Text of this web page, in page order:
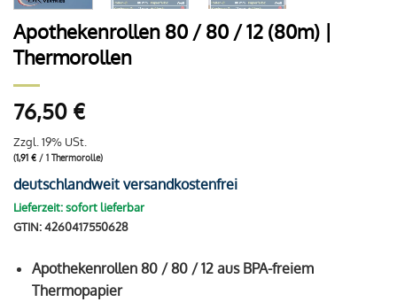
Apothekenrollen 80 / 80 / 12 (80m) |
Thermorollen
76,50 €
Zzgl. 19% USt.
(1,91 € / 1 Thermorolle)
deutschlandweit versandkostenfrei
Lieferzeit: sofort lieferbar
GTIN: 4260417550628
Apothekenrollen 80 / 80 / 12 aus BPA-freiem
Thermopapier